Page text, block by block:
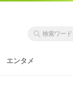
エンタメ